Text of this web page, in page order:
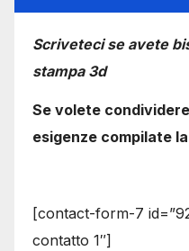
Scriveteci se avete
stampa 3d
Se volete
esigenze compilate
[contact-form-7
contatto 1″]